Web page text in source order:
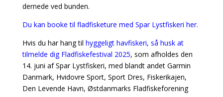
dernede ved bunden.
Du kan booke til fladfisketure med Spar Lystfiskeri her.
Hvis du har hang til hyggeligt havfiskeri, så husk at
tilmelde dig Fladfiskefestival 2025, som afholdes den
14. juni af Spar Lystfiskeri, med blandt andet Garmin
Danmark, Hvidovre Sport, Sport Dres, Fiskerikajen,
Den Levende Havn, Østdanmarks Fladfiskeforening